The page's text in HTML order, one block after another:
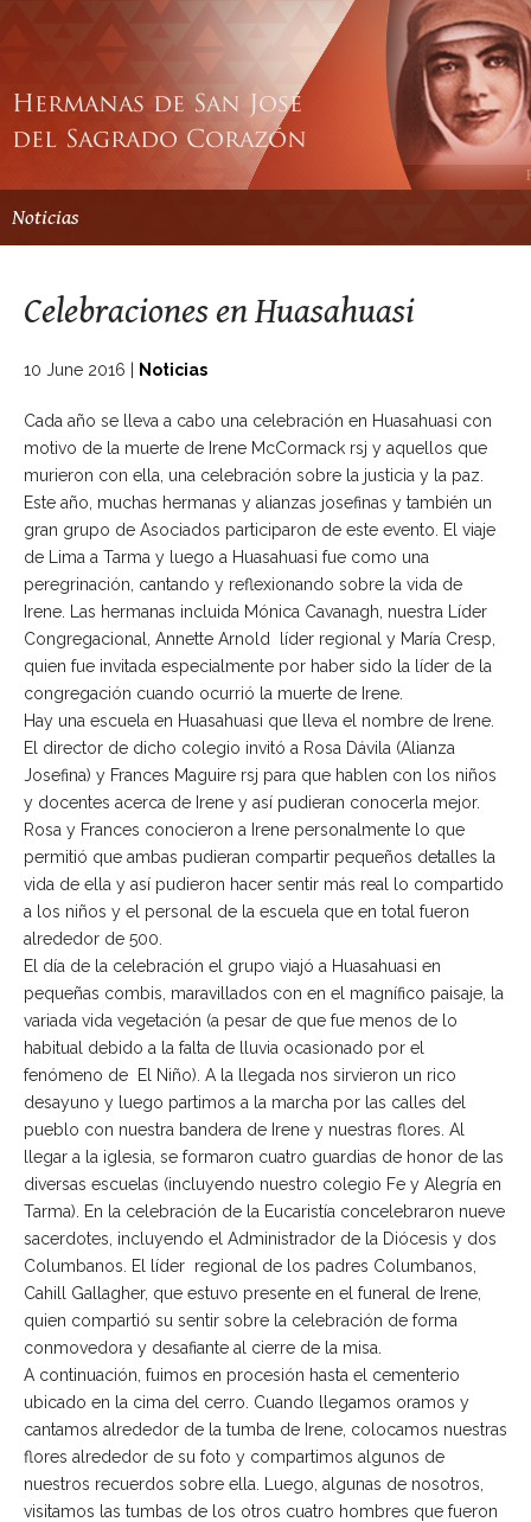
Hermanas de San José
del Sagrado Corazón
Noticias
Celebraciones en Huasahuasi
10 June 2016 Noticias
Cada año se lleva a cabo una celebración en Huasahuasi con
motivo de la muerte de Irene McCormack rsj y aquellos que
murieron con ella, una celebración sobre la justicia y la paz.
Este año, muchas hermanas y alianzas josefinas y también un
gran grupo de Asociados participaron de este evento. El viaje
de Lima a Tarma y luego a Huasahuasi fue como una
peregrinación, cantando y reflexionando sobre la vida de
Irene. Las hermanas incluida Mónica Cavanagh, nuestra Líder
Congregacional, Annette Arnold líder regional y María Cresp,
quien fue invitada especialmente por haber sido la líder de la
congregación cuando ocurrió la muerte de Irene.
Hay una escuela en Huasahuasi que lleva el nombre de Irene.
El director de dicho colegio invitó a Rosa Dávila (Alianza
Josefina) y Frances Maguire rsj para que hablen con los niños
y docentes acerca de Irene y así pudieran conocerla mejor.
Rosa y Frances conocieron a Irene personalmente lo que
permitió que ambas pudieran compartir pequeños detalles la
vida de ella y así pudieron hacer sentir más real lo compartido
a los niños y el personal de la escuela que en total fueron
alrededor de 500.
El día de la celebración el grupo viajó a Huasahuasi en
pequeñas combis, maravillados con en el magnífico paisaje, la
variada vida vegetación (a pesar de que fue menos de lo
habitual debido a la falta de lluvia ocasionado por el
fenómeno de El Niño). A la llegada nos sirvieron un rico
desayuno y luego partimos a la marcha por las calles del
pueblo con nuestra bandera de Irene y nuestras flores. Al
llegar a la iglesia, se formaron cuatro guardias de honor de las
diversas escuelas (incluyendo nuestro colegio Fe y Alegría en
Tarma). En la celebración de la Eucaristía concelebraron nueve
sacerdotes, incluyendo el Administrador de la Diócesis y dos
Columbanos. El líder regional de los padres Columbanos,
Cahill Gallagher, que estuvo presente en el funeral de Irene,
quien compartió su sentir sobre la celebración de forma
conmovedora y desafiante al cierre de la misa.
A continuación, fuimos en procesión hasta el cementerio
ubicado en la cima del cerro. Cuando llegamos oramos y
cantamos alrededor de la tumba de Irene, colocamos nuestras
flores alrededor de su foto y compartimos algunos de
nuestros recuerdos sobre ella. Luego, algunas de nosotros,
visitamos las tumbas de los otros cuatro hombres que fueron